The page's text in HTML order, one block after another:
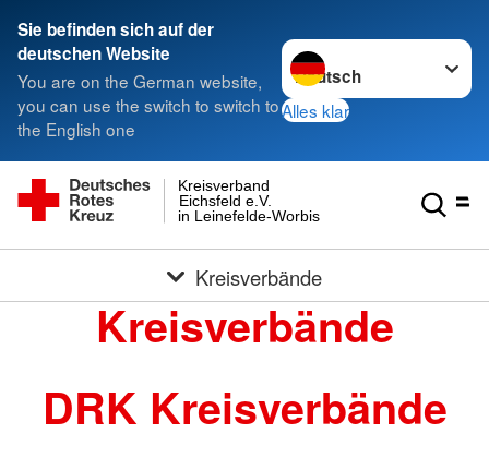
Sie befinden sich auf der
deutschen Website
You are on the German website,
you can use the switch to switch to
the English one
Sprache wechseln zu
Alles klar
in Leinefelde-Worbis
Eichsfeld e.V.
Kreisverband
Kreisverbände
Kreisverbände
DRK Kreisverbände